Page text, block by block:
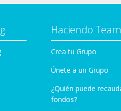
Haciendo
Crea tu Grupo
Únete a un Grupo
¿Quién puede
fondos?